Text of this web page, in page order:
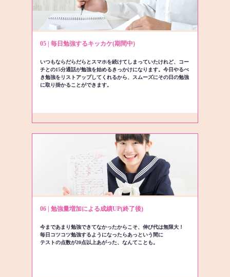
05 | 毎日勉強するキッカケ(期間中)
いつもならだらだらとスマホを続けてしまっていたけれど、コー
チとの15分通話が勉強を始めるきっかけになります。今日やるべ
き勉強をリストアップしてくれるから、スムーズにその日の勉強
に取り掛かることができます。
06 | 勉強量増加による成績UP(終了後)
今まであまり勉強できてなかったからこそ、伸び代は無限大！
毎日コツコツ勉強するようになったらあっという間に
テストの点数が20点以上あがった、なんてことも。